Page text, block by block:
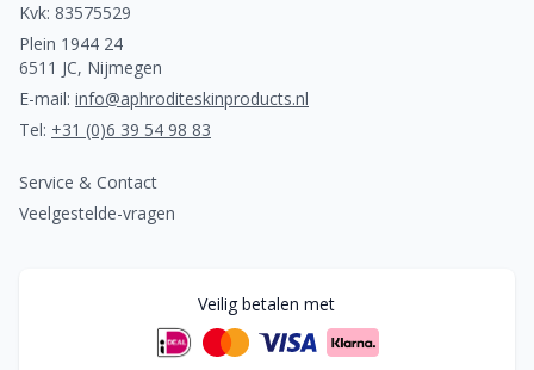
Kvk: 83575529
Plein 1944 24
6511 JC, Nijmegen
E-mail: info@aphroditeskinproducts.nl
Tel: +31 (0)6 39 54 98 83
Service & Contact
Veelgestelde-vragen
Veilig betalen met